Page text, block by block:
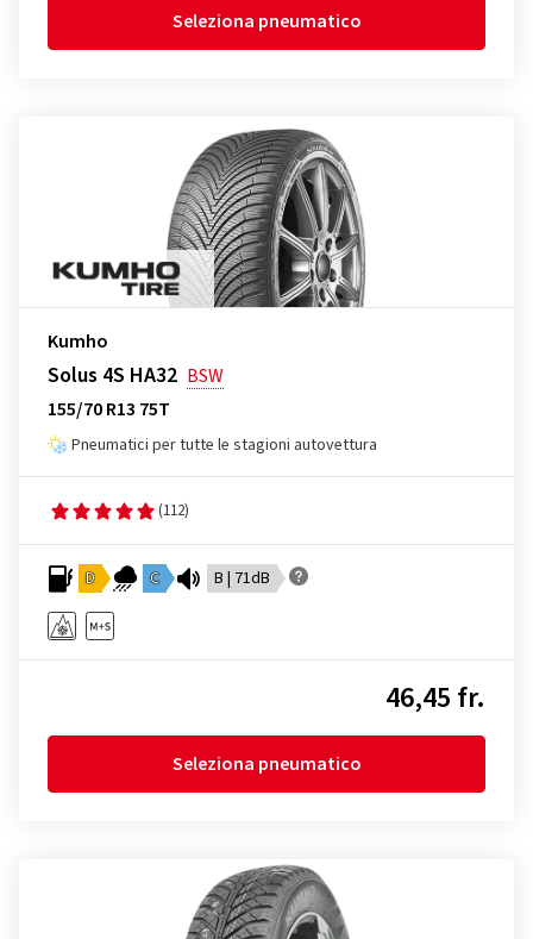
Seleziona pneumatico
Kumho
Solus 4S HA32 BSW
155/70 R13 75T
Pneumatici per tutte le stagioni autovettura
(112)
D C B | 71dB
46,45 fr.
Seleziona pneumatico